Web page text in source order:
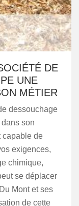
DE
UNE
MÉTIER
dessouchage
son
capable de
exigences,
chimique,
se déplacer
Mont et ses
de cette